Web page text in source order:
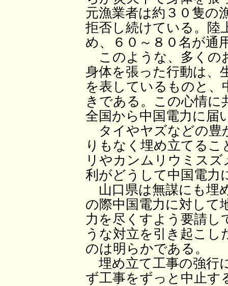
元漁業者は約３０隻の
拒否し続けている。陸
め、６０～８０名が通
このような、多くの
身体を張った行動は、
を表しているものと、
きである。この心情に
全国から中国電力に届
タイやヤズなどの豊
りもなく埋め立てる
リやカンムリウミス
利がどうして中国電力
山口県は無謀にも埋
の際中国電力に対して
力を尽くすよう要請
うな対立を引き起こし
のは明らかである。
埋め立て工事の強行
ず工事をずっと中止す